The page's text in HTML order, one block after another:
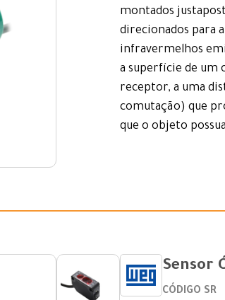
montados
direcionados para
infravermelhos
a superfície de
receptor, a uma
comutação) que
que o objeto
Sensor
CÓDIGO SR